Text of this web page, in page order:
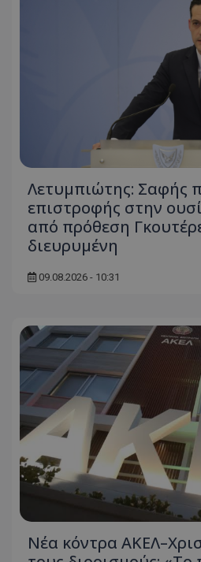
Λετυμπιώτης: Σαφής
επιστροφής στην
από πρόθεση
διευρυμένη
09.08.2026 - 10:31
Νέα κόντρα